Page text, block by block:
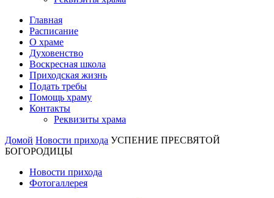
Главная
Расписание
О храме
Духовенство
Воскресная школа
Приходская жизнь
Подать требы
Помощь храму
Контакты
Реквизиты храма
Домой Новости прихода УСПЕНИЕ ПРЕСВЯТОЙ
БОГОРОДИЦЫ
Новости прихода
Фотогаллерея